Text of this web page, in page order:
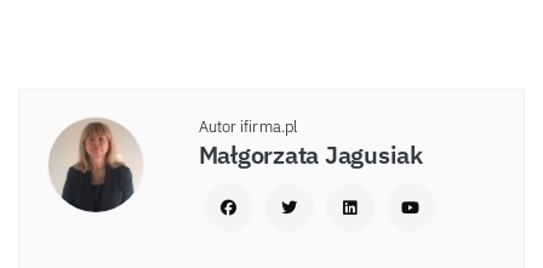
Autor ifirma.pl
Małgorzata Jagusiak